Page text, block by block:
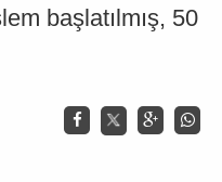
başlatılmış, 50